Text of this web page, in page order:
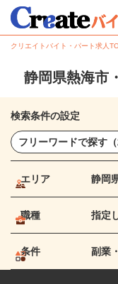
クリエイトバイト・パート求人
静岡県熱海市
検索条件の設定
エリア 静岡
職種 指定
条件 副業